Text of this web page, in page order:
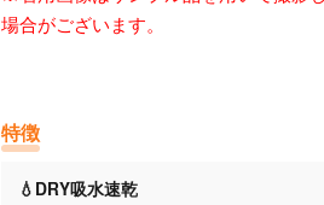
場合がございます。
特徴
💧DRY吸水速乾